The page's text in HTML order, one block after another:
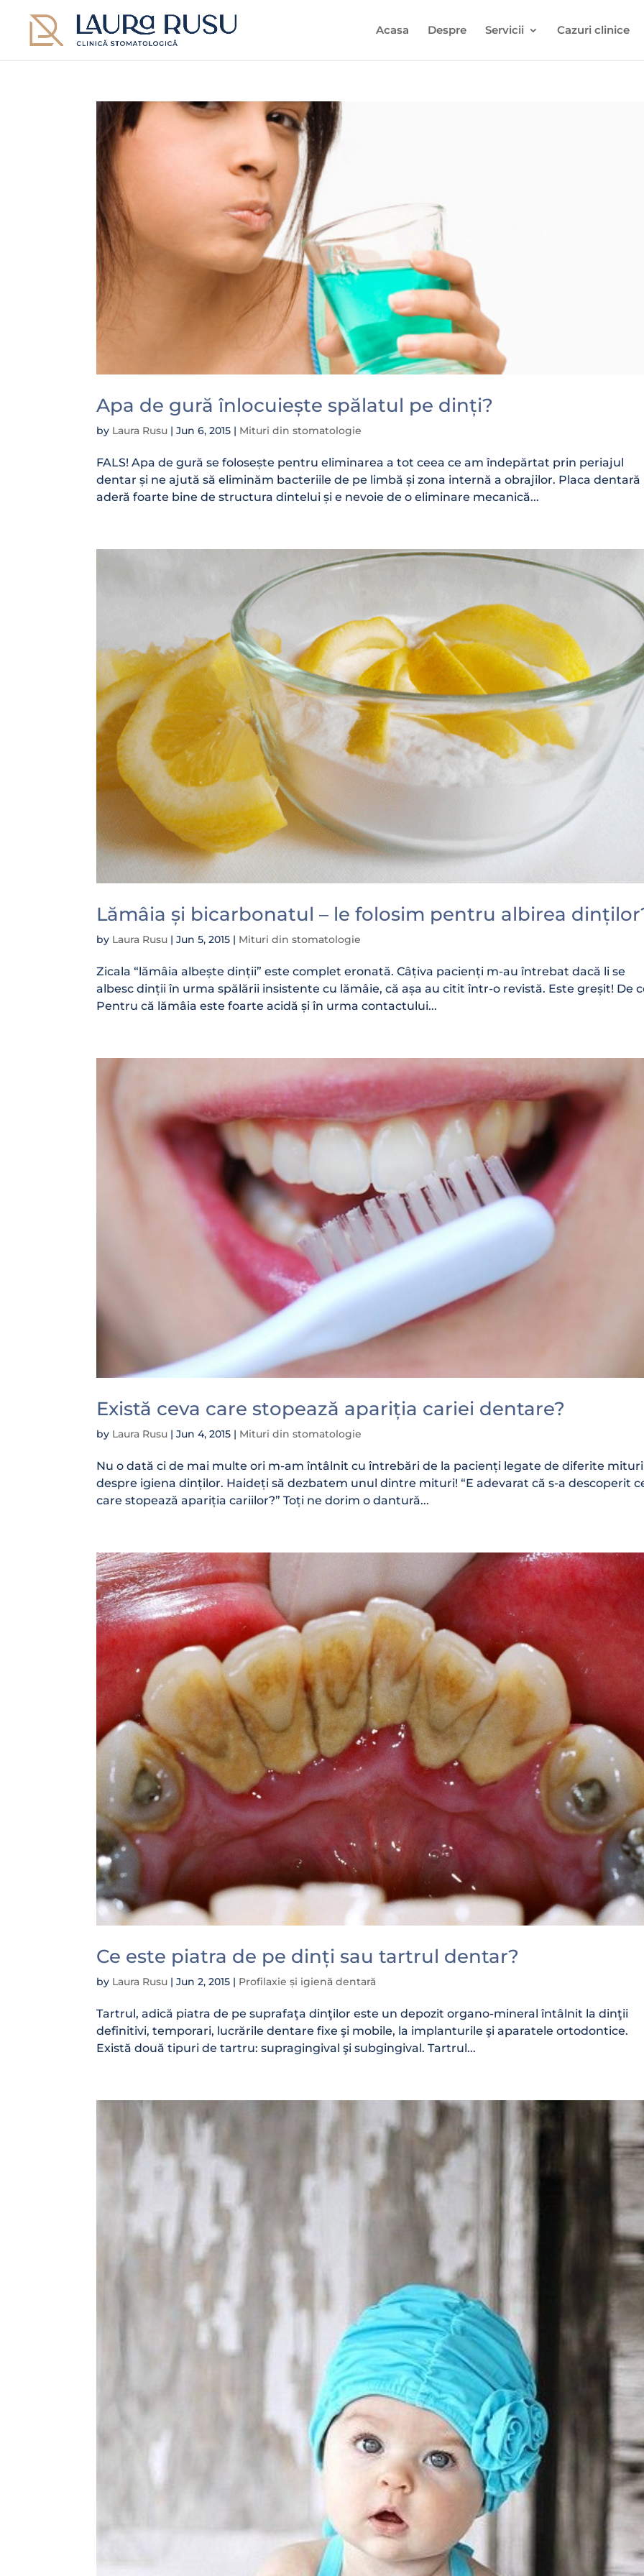
Acasa Despre Servicii Cazuri clinice
Apa de gură înlocuiește spălatul pe dinți?
by Laura Rusu |Jun 6, 2015 | Mituri din stomatologie
FALS! Apa de gură se folosește pentru eliminarea a tot ceea ce am îndepărtat prin periajul
dentar și ne ajută să eliminăm bacteriile de pe limbă și zona internă a obrajilor. Placa dentară
aderă foarte bine de structura dintelui și e nevoie de o eliminare mecanică...
Lămâia și bicarbonatul – le folosim pentru albirea
by Laura Rusu |Jun 5, 2015 | Mituri din stomatologie
Zicala “lămâia albește dinții” este complet eronată. Câțiva pacienți m-au întrebat dacă li se
albesc dinții în urma spălării insistente cu lămâie, că așa au citit într-o revistă. Este greșit! De
Pentru că lămâia este foarte acidă și în urma contactului...
Există ceva care stopează apariția cariei dentare?
by Laura Rusu |Jun 4, 2015 | Mituri din stomatologie
Nu o dată ci de mai multe ori m-am întâlnit cu întrebări de la pacienți legate de diferite mituri
despre igiena dinților. Haideți să dezbatem unul dintre mituri! “E adevarat că s-a descoperit
care stopează apariția cariilor?” Toți ne dorim o dantură...
Ce este piatra de pe dinți sau tartrul dentar?
by Laura Rusu |Jun 2, 2015 | Profilaxie și igienă dentară
Tartrul, adică piatra de pe suprafaţa dinţilor este un depozit organo-mineral întâlnit la dinţii
definitivi, temporari, lucrările dentare fixe şi mobile, la implanturile şi aparatele ortodontice.
Există două tipuri de tartru: supragingival şi subgingival. Tartrul...